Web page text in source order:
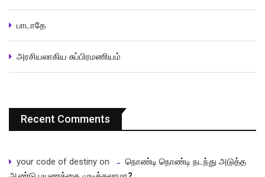
பாடாதே
அரசியலாகிய சுப்பிரமணியம்
Recent Comments
your code of destiny on
நொண்டி நொண்டி நடந்து அடுத்த